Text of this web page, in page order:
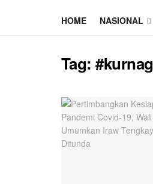
HOME NASIONAL
Tag: